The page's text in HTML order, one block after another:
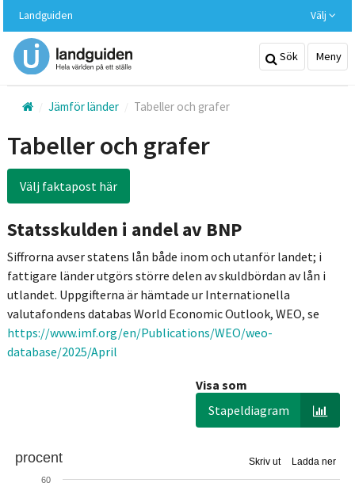
huvudinnehållet
Landguiden Välj
Sök Meny
Jämför länder Tabeller och grafer
Tabeller och grafer
Välj faktapost här
Statsskulden i andel av BNP
Siffrorna avser statens lån både inom och utanför landet; i
fattigare länder utgörs större delen av skuldbördan av lån i
utlandet. Uppgifterna är hämtade ur Internationella
valutafondens databas World Economic Outlook, WEO, se
https://www.imf.org/en/Publications/WEO/weo-
database/2025/April
Visa som
Stapeldiagram
Ladda ner
Skriv ut
procent
60